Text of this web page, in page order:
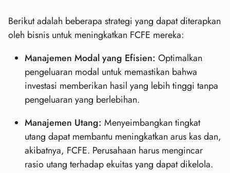
Berikut adalah beberapa strategi yang dapat diterapkan
oleh bisnis untuk meningkatkan FCFE mereka:
Manajemen Modal yang Efisien: Optimalkan
pengeluaran modal untuk memastikan bahwa
investasi memberikan hasil yang lebih tinggi tanpa
pengeluaran yang berlebihan.
Manajemen Utang: Menyeimbangkan tingkat
utang dapat membantu meningkatkan arus kas dan,
akibatnya, FCFE. Perusahaan harus mengincar
rasio utang terhadap ekuitas yang dapat dikelola.